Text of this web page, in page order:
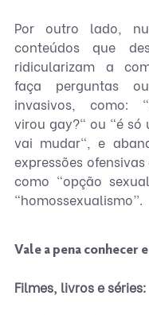
Por outro lado,
conteúdos que
ridicularizam a
faça perguntas
invasivos, como:
virou gay?" ou "é só
vai mudar", e
expressões
como "opção
“homossexualismo”.
Vale a pena conhecer
Filmes, livros e séries: